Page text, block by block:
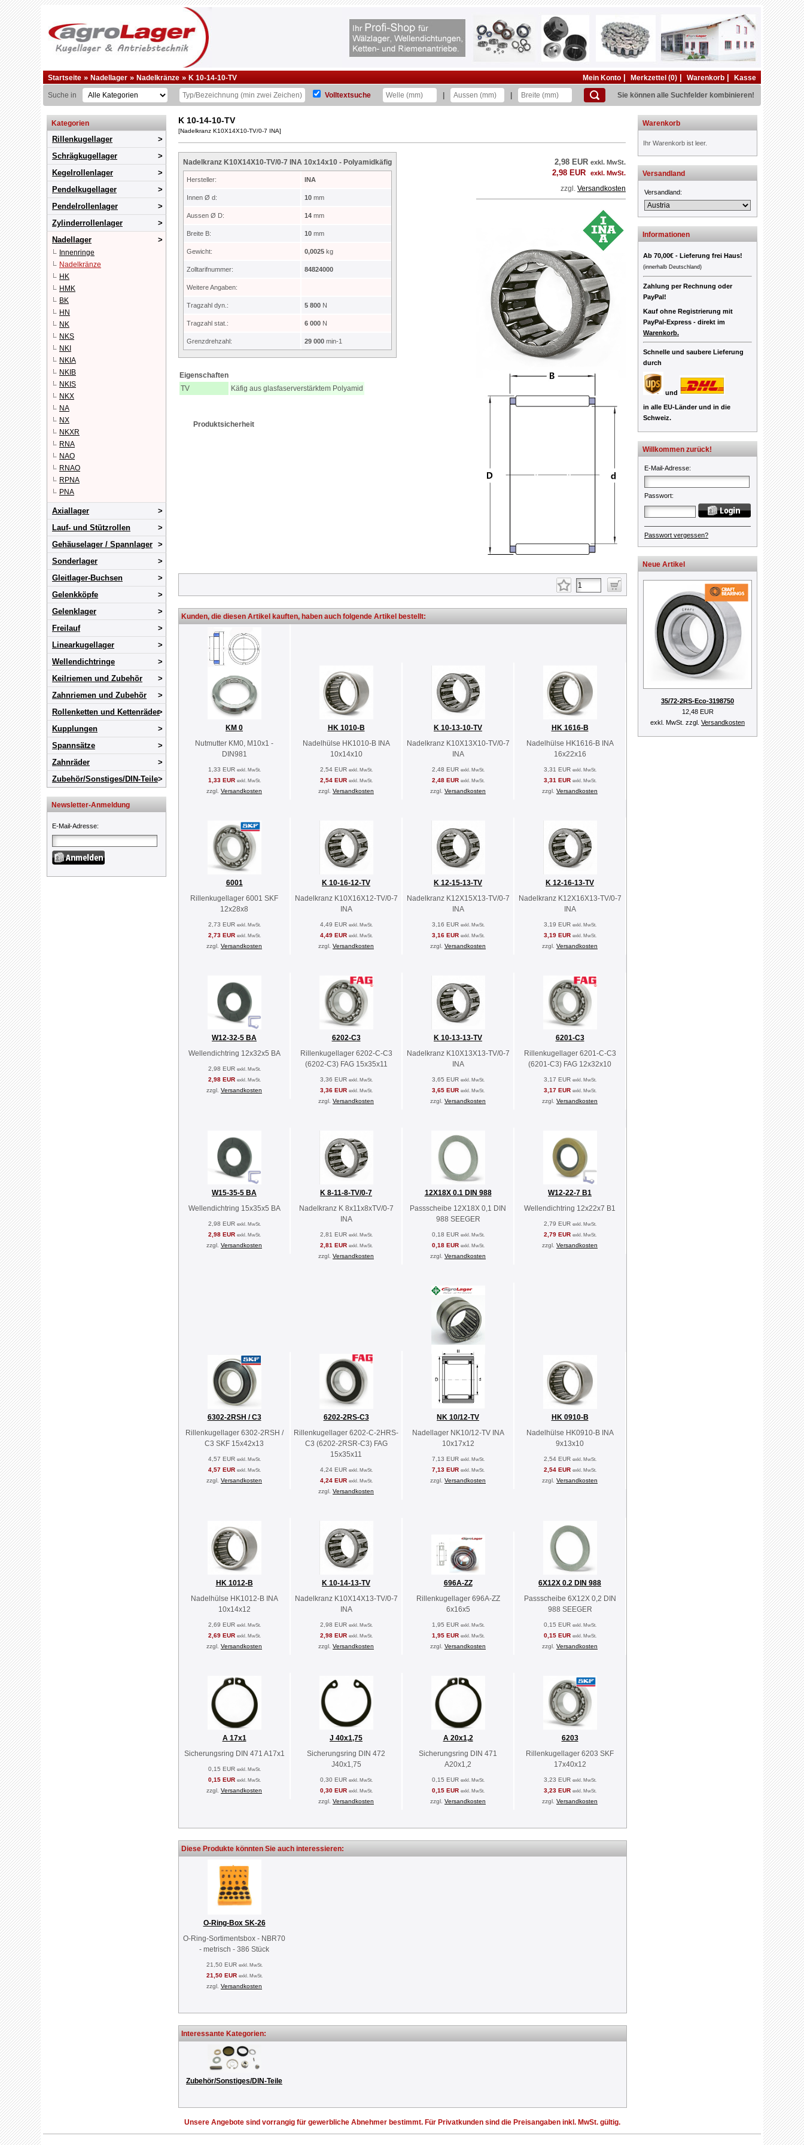
Startseite » Nadellager » Nadelkränze » K 10-14-10-TV Mein Konto Merkzettel (0) Warenkorb Kasse
Suche in Volltextsuche Sie können alle Suchfelder kombinieren!
Kategorien
Rillenkugellager
Schrägkugellager
Kegelrollenlager
Pendelkugellager
Pendelrollenlager
Zylinderrollenlager
Nadellager
Innenringe
Nadelkränze
HK
HMK
BK
HN
NK
NKS
NKI
NKIA
NKIB
NKIS
NKX
NA
NX
NKXR
RNA
NAO
RNAO
RPNA
PNA
Axiallager
Lauf- und Stützrollen
Gehäuselager / Spannlager
Sonderlager
Gleitlager-Buchsen
Gelenkköpfe
Gelenklager
Freilauf
Linearkugellager
Wellendichtringe
Keilriemen und Zubehör
Zahnriemen und Zubehör
Rollenketten und Kettenräder
Kupplungen
Spannsätze
Zahnräder
Zubehör/Sonstiges/DIN-Teile
Newsletter-Anmeldung
E-Mail-Adresse:
K 10-14-10-TV
[Nadelkranz K10X14X10-TV/0-7 INA]
Nadelkranz K10X14X10-TV/0-7 INA 10x14x10 - Polyamidkäfig
Hersteller: INA
Innen Ø d: 10 mm
Aussen Ø D: 14 mm
Breite B: 10 mm
Gewicht: 0,0025 kg
Zolltarifnummer: 84824000
Weitere Angaben:
Tragzahl dyn.: 5 800 N
Tragzahl stat.: 6 000 N
Grenzdrehzahl: 29 000 min-1
Eigenschaften
TV
Käfig aus glasfaserverstärktem Polyamid
Produktsicherheit
2,98 EUR exkl. MwSt.
2,98 EUR exkl. MwSt.
zzgl. Versandkosten
Kunden, die diesen Artikel kauften, haben auch folgende Artikel bestellt:
KM 0
Nutmutter KM0, M10x1 -
DIN981
1,33 EUR exkl. MwSt.
1,33 EUR exkl. MwSt.
zzgl. Versandkosten
HK 1010-B
Nadelhülse HK1010-B INA
10x14x10
2,54 EUR exkl. MwSt.
2,54 EUR exkl. MwSt.
zzgl. Versandkosten
K 10-13-10-TV
Nadelkranz K10X13X10-TV/0-7
INA
2,48 EUR exkl. MwSt.
2,48 EUR exkl. MwSt.
zzgl. Versandkosten
HK 1616-B
Nadelhülse HK1616-B INA
16x22x16
3,31 EUR exkl. MwSt.
3,31 EUR exkl. MwSt.
zzgl. Versandkosten
6001
Rillenkugellager 6001 SKF
12x28x8
2,73 EUR exkl. MwSt.
2,73 EUR exkl. MwSt.
zzgl. Versandkosten
K 10-16-12-TV
Nadelkranz K10X16X12-TV/0-7
INA
4,49 EUR exkl. MwSt.
4,49 EUR exkl. MwSt.
zzgl. Versandkosten
K 12-15-13-TV
Nadelkranz K12X15X13-TV/0-7
INA
3,16 EUR exkl. MwSt.
3,16 EUR exkl. MwSt.
zzgl. Versandkosten
K 12-16-13-TV
Nadelkranz K12X16X13-TV/0-7
INA
3,19 EUR exkl. MwSt.
3,19 EUR exkl. MwSt.
zzgl. Versandkosten
W12-32-5 BA
Wellendichtring 12x32x5 BA
2,98 EUR exkl. MwSt.
2,98 EUR exkl. MwSt.
zzgl. Versandkosten
6202-C3
Rillenkugellager 6202-C-C3
(6202-C3) FAG 15x35x11
3,36 EUR exkl. MwSt.
3,36 EUR exkl. MwSt.
zzgl. Versandkosten
K 10-13-13-TV
Nadelkranz K10X13X13-TV/0-7
INA
3,65 EUR exkl. MwSt.
3,65 EUR exkl. MwSt.
zzgl. Versandkosten
6201-C3
Rillenkugellager 6201-C-C3
(6201-C3) FAG 12x32x10
3,17 EUR exkl. MwSt.
3,17 EUR exkl. MwSt.
zzgl. Versandkosten
W15-35-5 BA
Wellendichtring 15x35x5 BA
2,98 EUR exkl. MwSt.
2,98 EUR exkl. MwSt.
zzgl. Versandkosten
K 8-11-8-TV/0-7
Nadelkranz K 8x11x8xTV/0-7
INA
2,81 EUR exkl. MwSt.
2,81 EUR exkl. MwSt.
zzgl. Versandkosten
12X18X 0.1 DIN 988
Passscheibe 12X18X 0,1 DIN
988 SEEGER
0,18 EUR exkl. MwSt.
0,18 EUR exkl. MwSt.
zzgl. Versandkosten
W12-22-7 B1
Wellendichtring 12x22x7 B1
2,79 EUR exkl. MwSt.
2,79 EUR exkl. MwSt.
zzgl. Versandkosten
6302-2RSH / C3
Rillenkugellager 6302-2RSH /
C3 SKF 15x42x13
4,57 EUR exkl. MwSt.
4,57 EUR exkl. MwSt.
zzgl. Versandkosten
6202-2RS-C3
Rillenkugellager 6202-C-2HRS-
C3 (6202-2RSR-C3) FAG
15x35x11
4,24 EUR exkl. MwSt.
4,24 EUR exkl. MwSt.
zzgl. Versandkosten
NK 10/12-TV
Nadellager NK10/12-TV INA
10x17x12
7,13 EUR exkl. MwSt.
7,13 EUR exkl. MwSt.
zzgl. Versandkosten
HK 0910-B
Nadelhülse HK0910-B INA
9x13x10
2,54 EUR exkl. MwSt.
2,54 EUR exkl. MwSt.
zzgl. Versandkosten
HK 1012-B
Nadelhülse HK1012-B INA
10x14x12
2,69 EUR exkl. MwSt.
2,69 EUR exkl. MwSt.
zzgl. Versandkosten
K 10-14-13-TV
Nadelkranz K10X14X13-TV/0-7
INA
2,98 EUR exkl. MwSt.
2,98 EUR exkl. MwSt.
zzgl. Versandkosten
696A-ZZ
Rillenkugellager 696A-ZZ
6x16x5
1,95 EUR exkl. MwSt.
1,95 EUR exkl. MwSt.
zzgl. Versandkosten
6X12X 0.2 DIN 988
Passscheibe 6X12X 0,2 DIN
988 SEEGER
0,15 EUR exkl. MwSt.
0,15 EUR exkl. MwSt.
zzgl. Versandkosten
A 17x1
Sicherungsring DIN 471 A17x1
0,15 EUR exkl. MwSt.
0,15 EUR exkl. MwSt.
zzgl. Versandkosten
J 40x1,75
Sicherungsring DIN 472
J40x1,75
0,30 EUR exkl. MwSt.
0,30 EUR exkl. MwSt.
zzgl. Versandkosten
A 20x1,2
Sicherungsring DIN 471
A20x1,2
0,15 EUR exkl. MwSt.
0,15 EUR exkl. MwSt.
zzgl. Versandkosten
6203
Rillenkugellager 6203 SKF
17x40x12
3,23 EUR exkl. MwSt.
3,23 EUR exkl. MwSt.
zzgl. Versandkosten
Diese Produkte könnten Sie auch interessieren:
O-Ring-Box SK-26
O-Ring-Sortimentsbox - NBR70
- metrisch - 386 Stück
21,50 EUR exkl. MwSt.
21,50 EUR exkl. MwSt.
zzgl. Versandkosten
Interessante Kategorien:
Zubehör/Sonstiges/DIN-Teile
Warenkorb
Ihr Warenkorb ist leer.
Versandland
Versandland:
Informationen
Ab 70,00€ - Lieferung frei Haus!
(innerhalb Deutschland)
Zahlung per Rechnung oder
PayPal!
Kauf ohne Registrierung mit
PayPal-Express - direkt im
Warenkorb.
Schnelle und saubere Lieferung
durch
und
in alle EU-Länder und in die
Schweiz.
Willkommen zurück!
E-Mail-Adresse:
Passwort:
Passwort vergessen?
Neue Artikel
35/72-2RS-Eco-3198750
12,48 EUR
exkl. MwSt. zzgl. Versandkosten
Unsere Angebote sind vorrangig für gewerbliche Abnehmer bestimmt. Für Privatkunden sind die Preisangaben inkl. MwSt. gültig.